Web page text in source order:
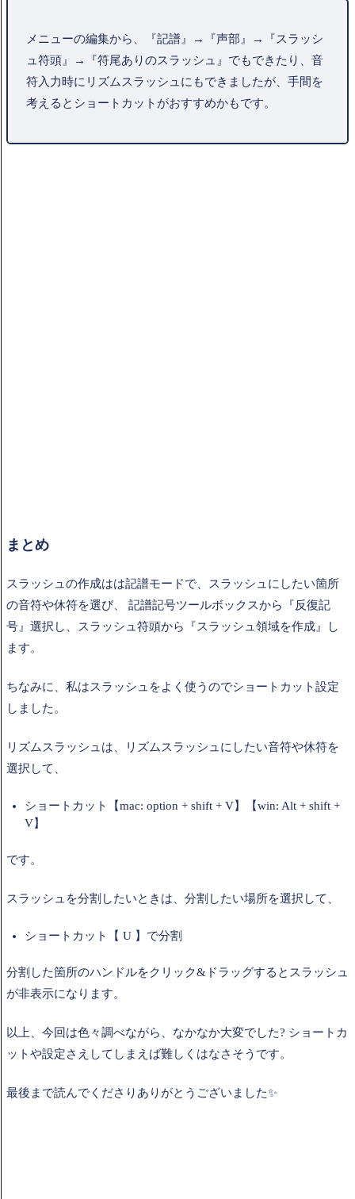
メニューの編集から、『記譜』→『声部』→『スラッシ
ュ符頭』→『符尾ありのスラッシュ』でもできたり、音
符入力時にリズムスラッシュにもできましたが、手間を
考えるとショートカットがおすすめかもです。
まとめ
スラッシュの作成はは記譜モードで、スラッシュにしたい箇所
の音符や休符を選び、 記譜記号ツールボックスから『反復記
号』選択し、スラッシュ符頭から『スラッシュ領域を作成』し
ます。
ちなみに、私はスラッシュをよく使うのでショートカット設定
しました。
リズムスラッシュは、リズムスラッシュにしたい音符や休符を
選択して、
ショートカット【mac: option + shift + V】【win: Alt + shift +
V】
です。
スラッシュを分割したいときは、分割したい場所を選択して、
ショートカット【 U 】で分割
分割した箇所のハンドルをクリック&ドラッグするとスラッシュ
が非表示になります。
以上、今回は色々調べながら、なかなか大変でした? ショートカ
ットや設定さえしてしまえば難しくはなさそうです。
最後まで読んでくださりありがとうございました✨